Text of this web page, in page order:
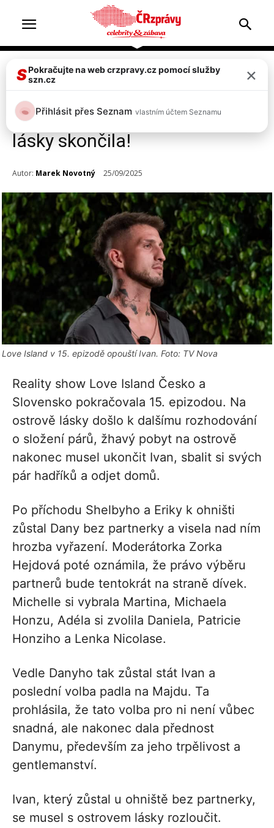
Televize & zábava
VIDEO Love Island 15. díl:
Ivanova cesta na ostrově
lásky skončila!
Autor: Marek Novotný 25/09/2025
Love Island v 15. epizodě opouští Ivan. Foto: TV Nova
Reality show Love Island Česko a
Slovensko pokračovala 15. epizodou. Na
ostrově lásky došlo k dalšímu rozhodování
o složení párů, žhavý pobyt na ostrově
nakonec musel ukončit Ivan, sbalit si svých
pár hadříků a odjet domů.
Po příchodu Shelbyho a Eriky k ohništi
zůstal Dany bez partnerky a visela nad ním
hrozba vyřazení. Moderátorka Zorka
Hejdová poté oznámila, že právo výběru
partnerů bude tentokrát na straně dívek.
Michelle si vybrala Martina, Michaela
Honzu, Adéla si zvolila Daniela, Patricie
Honziho a Lenka Nicolase.
Vedle Danyho tak zůstal stát Ivan a
poslední volba padla na Majdu. Ta
prohlásila, že tato volba pro ni není vůbec
snadná, ale nakonec dala přednost
Danymu, především za jeho trpělivost a
gentlemanství.
Ivan, který zůstal u ohniště bez partnerky,
se musel s ostrovem lásky rozloučit.
SPokračujte na web crzpravy.cz pomocí služby
szn.cz
×
Přihlásit přes Seznam vlastním účtem Seznamu